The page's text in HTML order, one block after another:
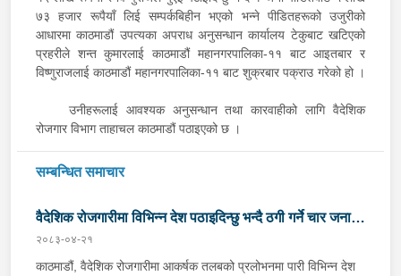
७३ हजार रूपैयाँ लिई सम्पर्कबिहीन भएको भन्ने पीडितहरूको उजुरीको
आधारमा काठमाडौं उपत्यका अपराध अनुसन्धान कार्यालय टेकुबाट खटिएको
प्रहरीले शन्त कुमारलाई काठमाडौं महानगरपालिका-११ बाट आइतबार र
विष्णुराजलाई काठमाडौं महानगरपालिका-११ बाट शुक्रबार पक्राउ गरेको हो ।
उनीहरूलाई आवश्यक अनुसन्धान तथा कारवाहीको लागि वैदेशिक
रोजगार विभाग ताहाचल काठमाडौं पठाइएको छ ।
सम्बन्धित समाचार
वैदेशिक रोजगारीमा विभिन्न देश पठाइदिन्छु भन्दै ठगी गर्ने चार जना
पक्राउ
२०८३-०४-२१
काठमाडौं, वैदेशिक रोजगारीमा आकर्षक तलबको प्रलोभनमा पारी विभिन्न देश